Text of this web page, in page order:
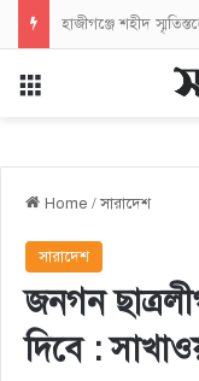
হাজীগঞ্জে শহীদ
Home /সারাদেশ
সারাদেশ
জনগন
দিবে :